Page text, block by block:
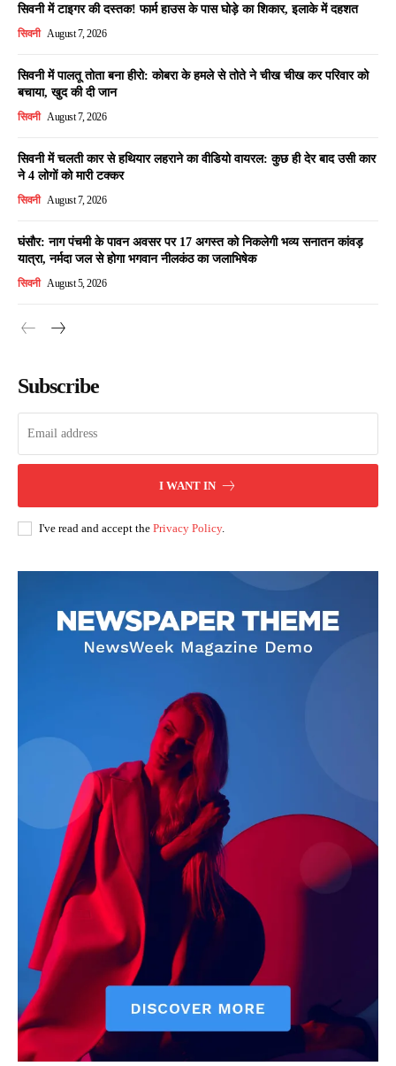
सिवनी में टाइगर की दस्तक! फार्म हाउस के पास घोड़े का शिकार, इलाके में दहशत
सिवनी August 7, 2026
सिवनी में पालतू तोता बना हीरो: कोबरा के हमले से तोते ने चीख चीख कर परिवार को
बचाया, खुद की दी जान
सिवनी August 7, 2026
सिवनी में चलती कार से हथियार लहराने का वीडियो वायरल: कुछ ही देर बाद उसी कार
ने 4 लोगों को मारी टक्कर
सिवनी August 7, 2026
घंसौर: नाग पंचमी के पावन अवसर पर 17 अगस्त को निकलेगी भव्य सनातन कांवड़
यात्रा, नर्मदा जल से होगा भगवान नीलकंठ का जलाभिषेक
सिवनी August 5, 2026
Subscribe
I WANT IN
I've read and accept the Privacy Policy.